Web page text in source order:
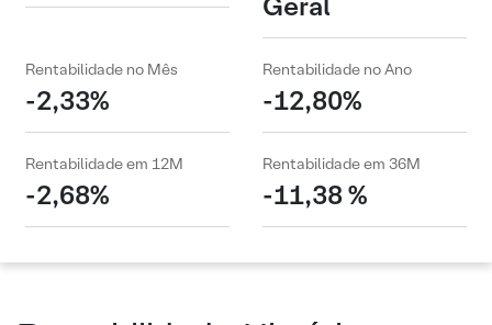
Rentabilidade no Mês
-2,33%
Rentabilidade no Ano
-12,80%
Rentabilidade em 12M
-2,68%
Rentabilidade em 36M
-11,38 %